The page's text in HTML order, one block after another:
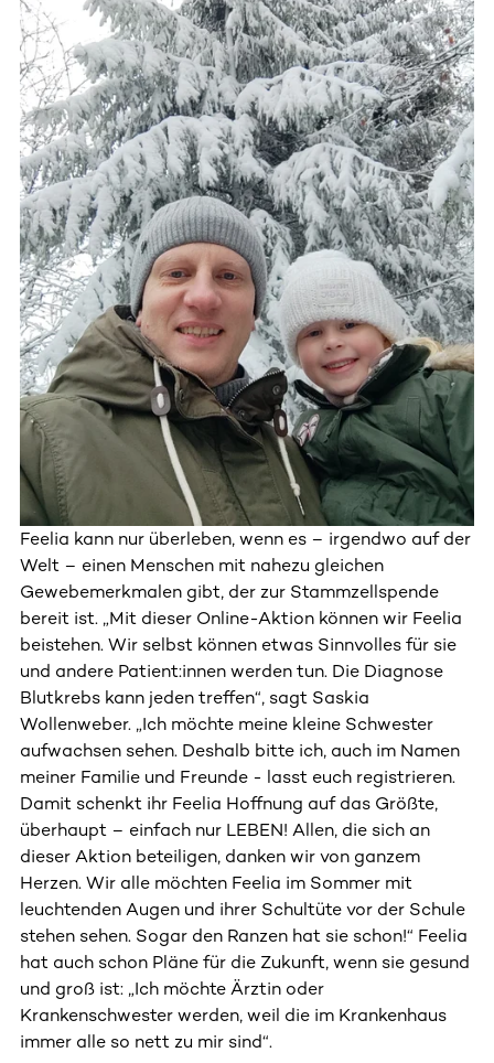
Feelia kann nur überleben, wenn es – irgendwo auf der
Welt – einen Menschen mit nahezu gleichen
Gewebemerkmalen gibt, der zur Stammzellspende
bereit ist. „Mit dieser Online-Aktion können wir Feelia
beistehen. Wir selbst können etwas Sinnvolles für sie
und andere Patient:innen werden tun. Die Diagnose
Blutkrebs kann jeden treffen“, sagt Saskia
Wollenweber. „Ich möchte meine kleine Schwester
aufwachsen sehen. Deshalb bitte ich, auch im Namen
meiner Familie und Freunde - lasst euch registrieren.
Damit schenkt ihr Feelia Hoffnung auf das Größte,
überhaupt – einfach nur LEBEN! Allen, die sich an
dieser Aktion beteiligen, danken wir von ganzem
Herzen. Wir alle möchten Feelia im Sommer mit
leuchtenden Augen und ihrer Schultüte vor der Schule
stehen sehen. Sogar den Ranzen hat sie schon!“ Feelia
hat auch schon Pläne für die Zukunft, wenn sie gesund
und groß ist: „Ich möchte Ärztin oder
Krankenschwester werden, weil die im Krankenhaus
immer alle so nett zu mir sind“.